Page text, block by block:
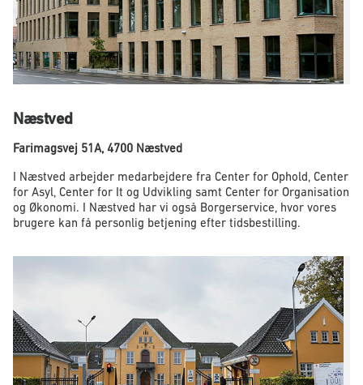
Næstved
Farimagsvej 51A, 4700 Næstved
I Næstved arbejder medarbejdere fra Center for Ophold, Center
for Asyl, Center for It og Udvikling samt Center for Organisation
og Økonomi. I Næstved har vi også Borgerservice, hvor vores
brugere kan få personlig betjening efter tidsbestilling.